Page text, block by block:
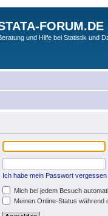
FORUM.DE
und Hilfe bei Statistik und
Ich habe mein Passwort vergessen
Mich bei jedem Besuch
Meinen Online-Status während